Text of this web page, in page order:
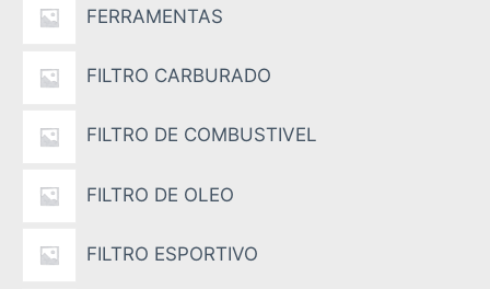
FERRAMENTAS
FILTRO CARBURADO
FILTRO DE COMBUSTIVEL
FILTRO DE OLEO
FILTRO ESPORTIVO